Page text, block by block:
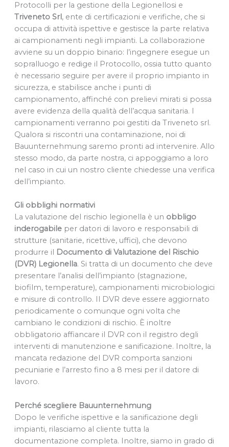
Protocolli per la gestione della Legionellosi e
Triveneto Srl, ente di certificazioni e verifiche, che si
occupa di attività ispettive e gestisce la parte relativa
ai campionamenti negli impianti. La collaborazione
avviene su un doppio binario: l’ingegnere esegue un
sopralluogo e redige il Protocollo, ossia tutto quanto
è necessario seguire per avere il proprio impianto in
sicurezza, e stabilisce anche i punti di
campionamento, affinché con prelievi mirati si possa
avere evidenza della qualità dell’acqua sanitaria. I
campionamenti verranno poi gestiti da Triveneto srl.
Qualora si riscontri una contaminazione, noi di
Bauunternehmung saremo pronti ad intervenire. Allo
stesso modo, da parte nostra, ci appoggiamo a loro
nel caso in cui un nostro cliente chiedesse una verifica
dell’impianto.
Gli obblighi normativi
La valutazione del rischio legionella è un obbligo
inderogabileper datori di lavoro e responsabili di
strutture (sanitarie, ricettive, uffici), che devono
produrre il
Documento di Valutazione del Rischio
(DVR) Legionella. Si tratta di un documento che deve
presentare l’analisi dell’impianto (stagnazione,
biofilm, temperature), campionamenti microbiologici
e misure di controllo. Il DVR deve essere aggiornato
periodicamente o comunque ogni volta che
cambiano le condizioni di rischio. È inoltre
obbligatorio affiancare il DVR con il registro degli
interventi di manutenzione e sanificazione. Inoltre, la
mancata redazione del DVR comporta sanzioni
pecuniarie e l’arresto fino a 8 mesi per il datore di
lavoro.
Perché scegliere Bauunternehmung
Dopo le verifiche ispettive e la sanificazione degli
impianti, rilasciamo al cliente tutta la
documentazione completa. Inoltre, siamo in grado di